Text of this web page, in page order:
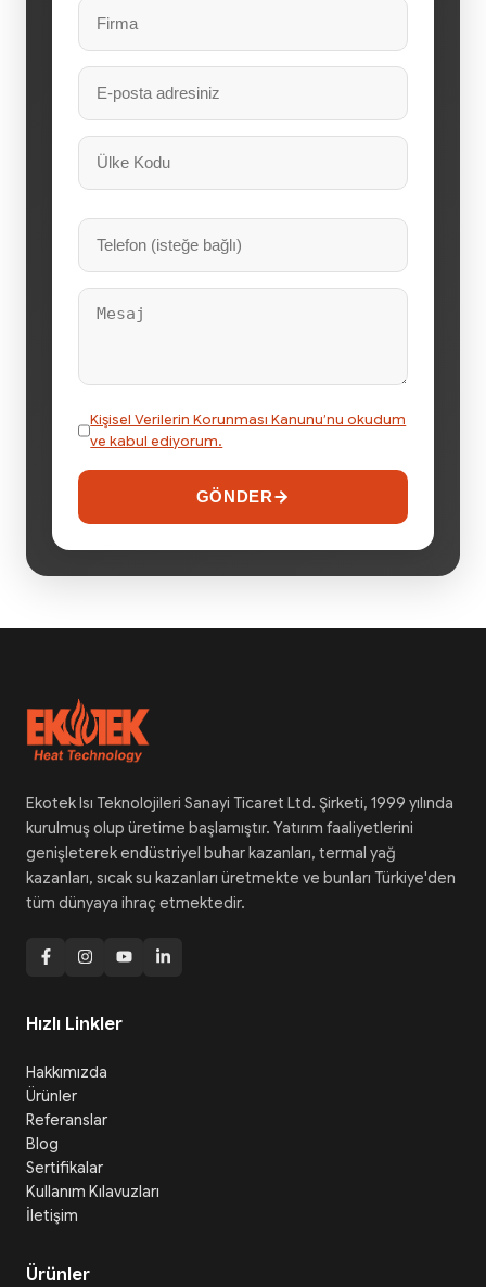
Kişisel Verilerin Korunması Kanunu’nu okudum
ve kabul ediyorum.
GÖNDER
Ekotek Isı Teknolojileri Sanayi Ticaret Ltd. Şirketi, 1999 yılında
kurulmuş olup üretime başlamıştır. Yatırım faaliyetlerini
genişleterek endüstriyel buhar kazanları, termal yağ
kazanları, sıcak su kazanları üretmekte ve bunları Türkiye'den
tüm dünyaya ihraç etmektedir.
Hızlı Linkler
Hakkımızda
Ürünler
Referanslar
Blog
Sertifikalar
Kullanım Kılavuzları
İletişim
Ürünler